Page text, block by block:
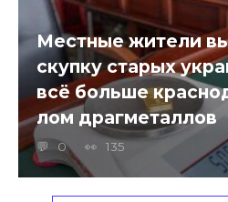
Местные жители
скупку старых
всё больше
лом драгметаллов
0 135